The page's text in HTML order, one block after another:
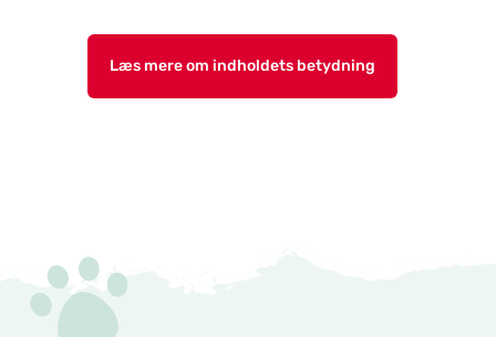
Læs mere om indholdets betydning